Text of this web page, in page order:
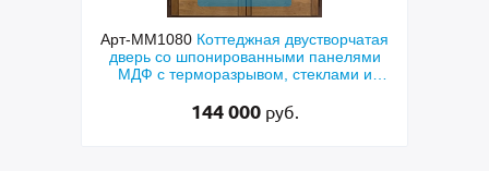
Арт-ММ1080 Коттеджная двустворчатая
дверь со шпонированными панелями
МДФ с терморазрывом, стеклами и
144 000 руб.